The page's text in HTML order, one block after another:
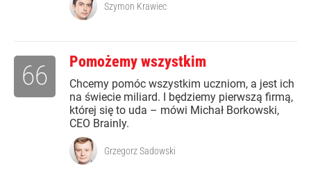
Szymon Krawiec
Pomożemy wszystkim
Chcemy pomóc wszystkim uczniom, a jest ich
na świecie miliard. I będziemy pierwszą firmą,
której się to uda – mówi Michał Borkowski,
CEO Brainly.
66
Grzegorz Sadowski